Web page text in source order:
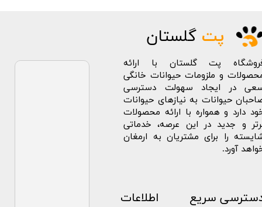
پت گلستان
پت گلستان با ارائه
و ملزومات حیوانات خانگی
در ایجاد سهولت دسترسی
حیوانات به نیازهای حیوانات
دارد و همواره با ارائه محصولات
و جدید در این عرصه، خدماتی
را برای مشتریان به ارمغان
آورد.
سریع اطلاعات